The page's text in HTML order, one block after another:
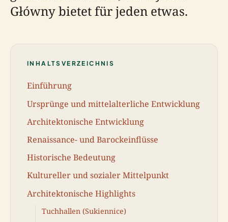
Główny bietet für jeden etwas.
INHALTSVERZEICHNIS
Einführung
Ursprünge und mittelalterliche Entwicklung
Architektonische Entwicklung
Renaissance- und Barockeinflüsse
Historische Bedeutung
Kultureller und sozialer Mittelpunkt
Architektonische Highlights
Tuchhallen (Sukiennice)